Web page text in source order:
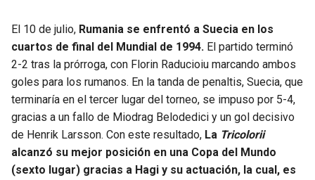
El 10 de julio, Rumania se enfrentó a Suecia en los
cuartos de final del Mundial de 1994. El partido terminó
2-2 tras la prórroga, con Florin Raducioiu marcando ambos
goles para los rumanos. En la tanda de penaltis, Suecia, que
terminaría en el tercer lugar del torneo, se impuso por 5-4,
gracias a un fallo de Miodrag Belodedici y un gol decisivo
de Henrik Larsson. Con este resultado, La Tricolorii
alcanzó su mejor posición en una Copa del Mundo
(sexto lugar) gracias a Hagi y su actuación, la cual, es